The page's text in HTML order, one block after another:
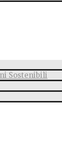
Sostenibili